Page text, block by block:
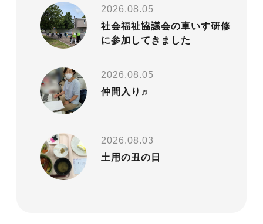
2026.08.05
社会福祉協議会の車いす研修
に参加してきました
2026.08.05
仲間入り♬
2026.08.03
土用の丑の日